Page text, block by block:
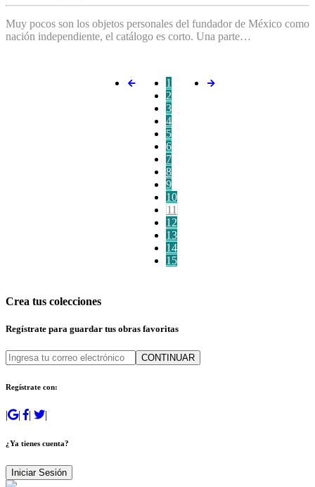
Muy pocos son los objetos personales del fundador de México como
nación independiente, el catálogo es corto. Una parte…
1
2
3
4
5
6
7
8
9
10
11
12
13
14
15
Crea tus colecciones
Regístrate para guardar tus obras favoritas
CONTINUAR
Regístrate con:
| | | |
¿Ya tienes cuenta?
Iniciar Sesión